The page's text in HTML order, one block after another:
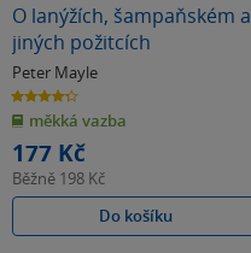
O lanýžích, šampaňském a
jiných požitcích
Peter Mayle
4.3
z
5
hvězdiček
měkká vazba
177 Kč
Běžně 198 Kč
Do košíku